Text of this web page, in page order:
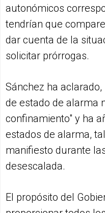
autonómicos
tendrían que
dar cuenta de la
solicitar prórrogas.
Sánchez ha
de estado de alarma
confinamiento" y ha
estados de alarma,
manifiesto durante
desescalada.
El propósito del